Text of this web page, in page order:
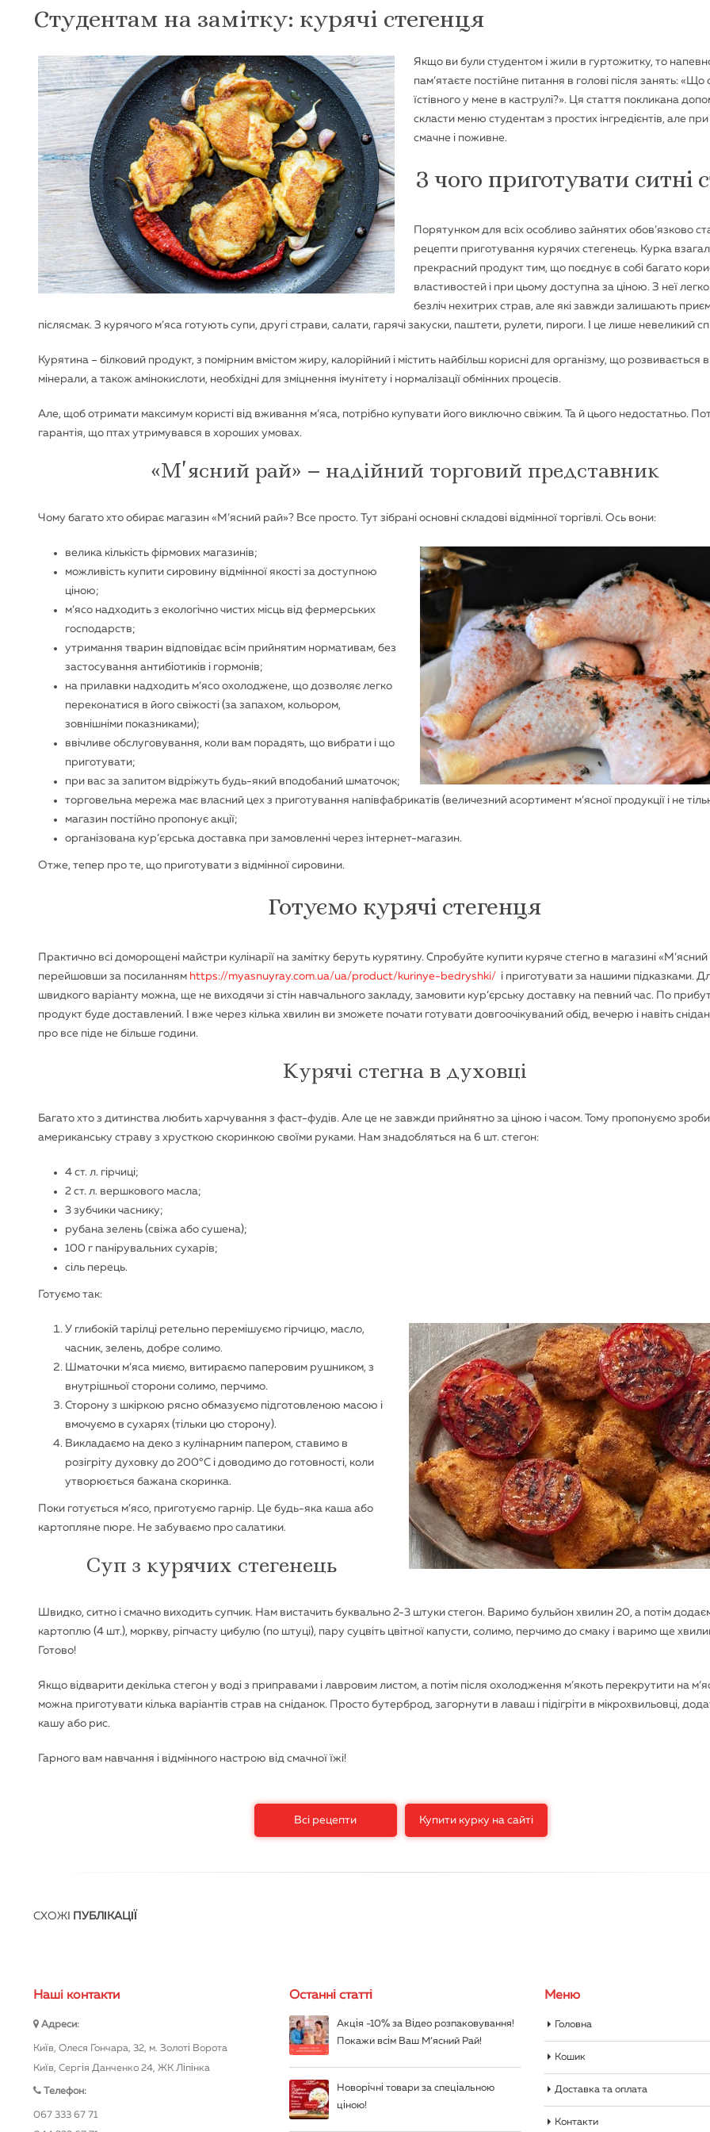
Студентам на замітку: курячі стегенця
Якщо ви були студентом і жили в гуртожитку, то
пам’ятаєте постійне питання в голові після занять: «Що
їстівного у мене в каструлі?». Ця стаття покликана
скласти меню студентам з простих інгредієнтів, але
смачне і поживне.
З чого приготувати ситні
Порятунком для всіх особливо зайнятих обов’язково
рецепти приготування курячих стегенець. Курка
прекрасний продукт тим, що поєднує в собі багато
властивостей і при цьому доступна за ціною. З неї
безліч нехитрих страв, але які завжди залишають
післясмак. З курячого м’яса готують супи, другі страви, салати, гарячі закуски, паштети, рулети, пироги. І це лише невеликий
Курятина – білковий продукт, з помірним вмістом жиру, калорійний і містить найбільш корисні для організму, що розвивається
мінерали, а також амінокислоти, необхідні для зміцнення імунітету і нормалізації обмінних процесів.
Але, щоб отримати максимум користі від вживання м’яса, потрібно купувати його виключно свіжим. Та й цього недостатньо.
гарантія, що птах утримувався в хороших умовах.
«М’ясний рай» – надійний торговий представник
Чому багато хто обирає магазин «М’ясний рай»? Все просто. Тут зібрані основні складові відмінної торгівлі. Ось вони:
велика кількість фірмових магазинів;
можливість купити сировину відмінної якості за доступною
ціною;
м’ясо надходить з екологічно чистих місць від фермерських
господарств;
утримання тварин відповідає всім прийнятим нормативам, без
застосування антибіотиків і гормонів;
на прилавки надходить м’ясо охолоджене, що дозволяє легко
переконатися в його свіжості (за запахом, кольором,
зовнішніми показниками);
ввічливе обслуговування, коли вам порадять, що вибрати і що
приготувати;
при вас за запитом відріжуть будь-який вподобаний шматочок;
торговельна мережа має власний цех з приготування напівфабрикатів (величезний асортимент м’ясної продукції і не
магазин постійно пропонує акції;
організована кур’єрська доставка при замовленні через інтернет-магазин.
Отже, тепер про те, що приготувати з відмінної сировини.
Готуємо курячі стегенця
Практично всі доморощені майстри кулінарії на замітку беруть курятину. Спробуйте купити куряче стегно в магазині
перейшовши за посиланням https://myasnuyray.com.ua/ua/product/kurinye-bedryshki/ і приготувати за нашими підказками.
швидкого варіанту можна, ще не виходячи зі стін навчального закладу, замовити кур’єрську доставку на певний час. По
продукт буде доставлений. І вже через кілька хвилин ви зможете почати готувати довгоочікуваний обід, вечерю і навіть
про все піде не більше години.
Курячі стегна в духовці
Багато хто з дитинства любить харчування з фаст-фудів. Але це не завжди прийнятно за ціною і часом. Тому пропонуємо
американську страву з хрусткою скоринкою своїми руками. Нам знадобляться на 6 шт. стегон:
4 ст. л. гірчиці;
2 ст. л. вершкового масла;
3 зубчики часнику;
рубана зелень (свіжа або сушена);
100 г панірувальних сухарів;
сіль перець.
Готуємо так:
У глибокій тарілці ретельно перемішуємо гірчицю, масло,
часник, зелень, добре солимо.
Шматочки м’яса миємо, витираємо паперовим рушником, з
внутрішньої сторони солимо, перчимо.
Сторону з шкіркою рясно обмазуємо підготовленою масою і
вмочуємо в сухарях (тільки цю сторону).
Викладаємо на деко з кулінарним папером, ставимо в
розігріту духовку до 200°С і доводимо до готовності, коли
утворюється бажана скоринка.
Поки готується м’ясо, приготуємо гарнір. Це будь-яка каша або
картопляне пюре. Не забуваємо про салатики.
Суп з курячих стегенець
Швидко, ситно і смачно виходить супчик. Нам вистачить буквально 2-3 штуки стегон. Варимо бульйон хвилин 20, а потім
картоплю (4 шт.), моркву, ріпчасту цибулю (по штуці), пару суцвіть цвітної капусти, солимо, перчимо до смаку і варимо ще
Готово!
Якщо відварити декілька стегон у воді з приправами і лавровим листом, а потім після охолодження м’якоть перекрутити на
можна приготувати кілька варіантів страв на сніданок. Просто бутерброд, загорнути в лаваш і підігріти в мікрохвильовці,
кашу або рис.
Гарного вам навчання і відмінного настрою від смачної їжі!
Всі рецепти Купити курку на сайті
СХОЖІ ПУБЛІКАЦІЇ
Нашi контакти
Адреси:
Київ, Олеся Гончара, 32, м. Золоті Ворота
Київ, Сергія Данченко 24, ЖК Ліпінка
Телефон:
067 333 67 71
Останні статті
Акція -10% за Відео розпаковування!
Покажи всім Ваш М’ясний Рай!
Новорічні товари за спеціальною
ціною!
Меню
Головна
Кошик
Доставка та оплата
Контакти